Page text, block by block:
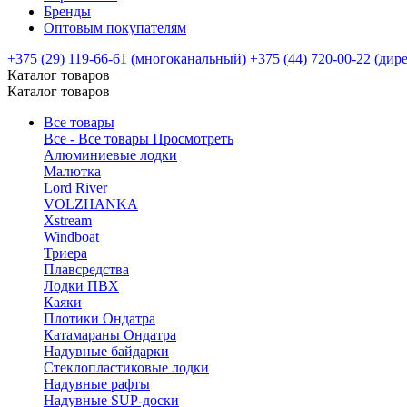
Бренды
Оптовым покупателям
+375 (29) 119-66-61 (многоканальный) +375 (44) 720-00-22
Каталог товаров
Каталог товаров
Все товары
Все - Все товары Просмотреть
Алюминиевые лодки
Малютка
Lord River
VOLZHANKA
Xstream
Windboat
Триера
Плавсредства
Лодки ПВХ
Каяки
Плотики Ондатра
Катамараны Ондатра
Надувные байдарки
Стеклопластиковые лодки
Надувные рафты
Надувные SUP-доски